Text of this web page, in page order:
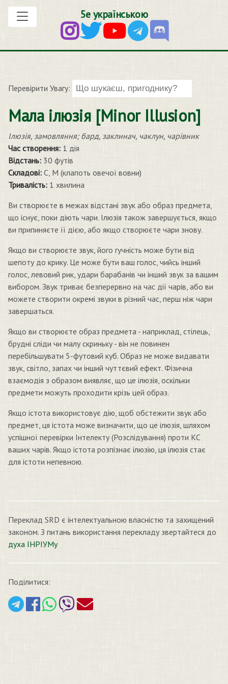
5е українською
Перевірити Увагу:
Мала ілюзія [Minor Illusion]
Ілюзія, замовляння; бард, заклинач, чаклун, чарівник
Час створення: 1 дія
Відстань: 30 футів
Складові: С, М (клапоть овечої вовни)
Тривалість: 1 хвилина
Ви створюєте в межах відстані звук або образ предмета,
що існує, поки діють чари. Ілюзія також завершується, якщо
ви припиняєте її дією, або якщо створюєте чари знову.
Якщо ви створюєте звук, його гучність може бути від
шепоту до крику. Це може бути ваш голос, чийсь інший
голос, левовий рик, удари барабанів чи інший звук за вашим
вибором. Звук триває безперервно на час дії чарів, або ви
можете створити окремі звуки в різний час, перш ніж чари
завершаться.
Якщо ви створюєте образ предмета - наприклад, стілець,
брудні сліди чи малу скриньку - він не повинен
перебільшувати 5-футовий куб. Образ не може видавати
звук, світло, запах чи інший чуттєвий ефект. Фізична
взаємодія з образом виявляє, що це ілюзія, оскільки
предмети можуть проходити крізь цей образ.
Якщо істота використовує дію, щоб обстежити звук або
предмет, ця істота може визначити, що це ілюзія, шляхом
успішної перевірки Інтелекту (Розслідування) проти КС
ваших чарів. Якщо істота розпізнає ілюзію, ця ілюзія стає
для істоти непевною.
Переклад SRD є інтелектуальною власністю та захищений
законом. З питань використання перекладу звертайтеся до
духа ІНРІУМу
Поділитися: